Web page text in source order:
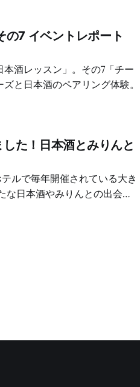
の7 イベントレポート
酒レッスン」。その7「チー
と日本酒のペアリング体験。
た！日本酒とみりんと
ず。でも、いくつか深い体験